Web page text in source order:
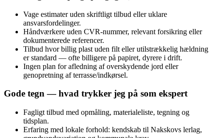
Vage estimater uden skriftligt tilbud eller uklare
ansvarsfordelinger.
Håndværkere uden CVR‑nummer, relevant forsikring eller
dokumenterede referencer.
Tilbud hvor billig plast uden filt eller utilstrækkelig hældning
er standard — ofte billigere på papiret, dyrere i drift.
Ingen plan for afledning af overskydende jord eller
genopretning af terrasse/indkørsel.
Gode tegn — hvad trykker jeg på som ekspert
Fagligt tilbud med opmåling, materialeliste, tegning og
tidsplan.
Erfaring med lokale forhold: kendskab til Nakskovs lerlag,